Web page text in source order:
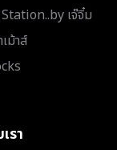
เจ๊จิ๋ม
ม้าส์
รา